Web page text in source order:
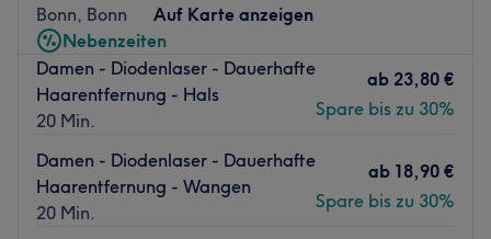
Bonn, Bonn
Auf Karte anzeigen
Nebenzeiten
Damen - Diodenlaser - Dauerhafte
Haarentfernung - Hals
20 Min.
ab 23,80 €
Spare bis zu 30%
Damen - Diodenlaser - Dauerhafte
Haarentfernung - Wangen
20 Min.
ab 18,90 €
Spare bis zu 30%